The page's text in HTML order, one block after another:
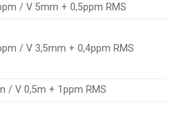
/ V 5mm + 0,5ppm RMS
/ V 3,5mm + 0,4ppm RMS
/ V 0,5m + 1ppm RMS